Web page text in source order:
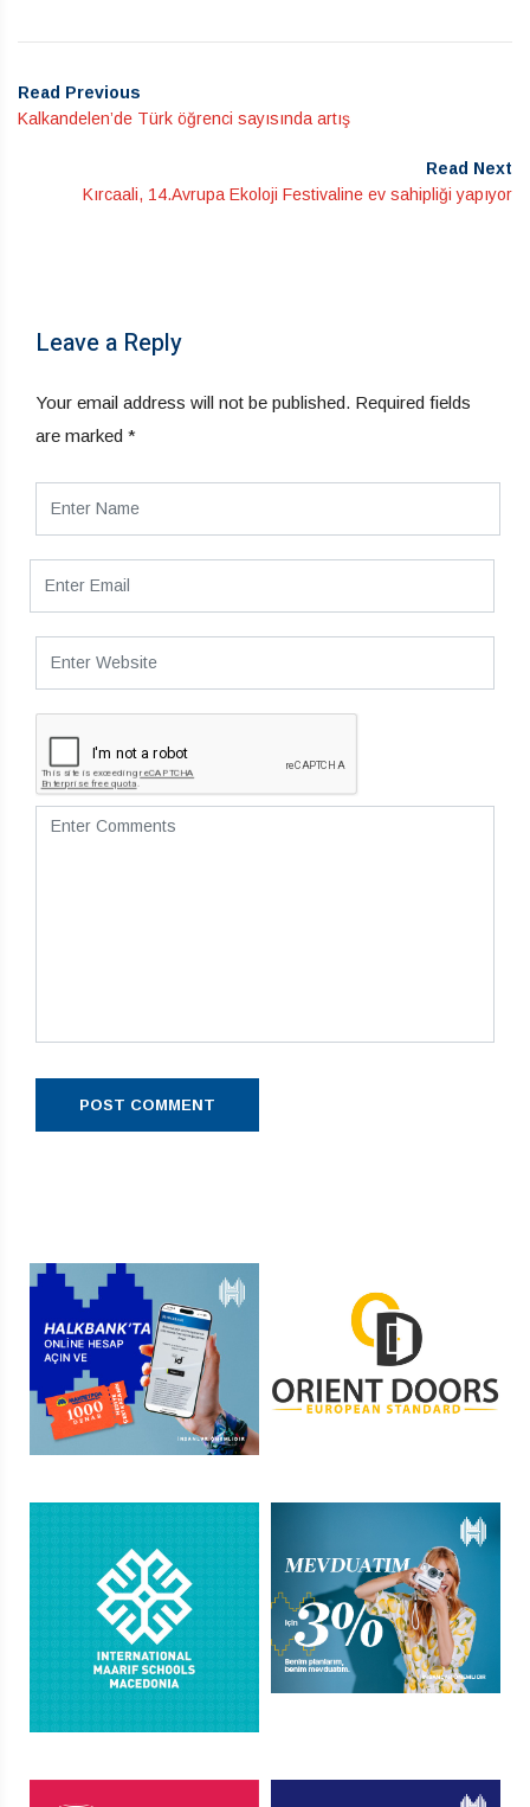
Read Previous
Kalkandelen’de Türk öğrenci sayısında artış
Read Next
Kırcaali, 14.Avrupa Ekoloji Festivaline ev sahipliği yapıyor
Leave a Reply
Your email address will not be published. Required fields
are marked *